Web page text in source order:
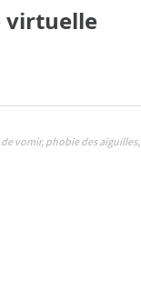
virtuelle
vomir, phobie des aiguilles,